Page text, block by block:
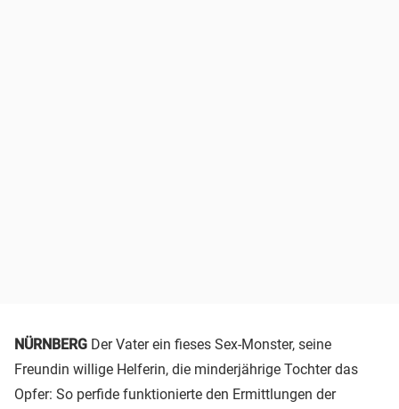
NÜRNBERG Der Vater ein fieses Sex-Monster, seine
Freundin willige Helferin, die minderjährige Tochter das
Opfer: So perfide funktionierte den Ermittlungen der